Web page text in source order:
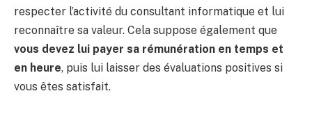
respecter l’activité du consultant informatique et lui
reconnaître sa valeur. Cela suppose également que
vous devez lui payer sa rémunération en temps et
en heure, puis lui laisser des évaluations positives si
vous êtes satisfait.